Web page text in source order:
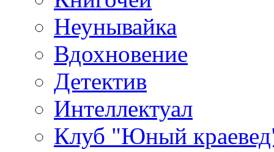
Неунывайка
Вдохновение
Детектив
Интеллектуал
Клуб "Юный